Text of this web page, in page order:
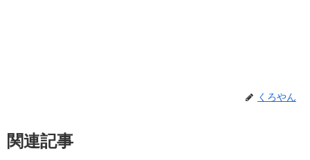
くろやん
関連記事